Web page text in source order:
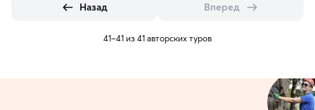
Назад Вперед
41–41 из 41 авторских туров